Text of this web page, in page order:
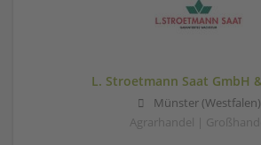
L. Stroetmann Saat GmbH
Münster (Westfalen)
Agrarhandel |